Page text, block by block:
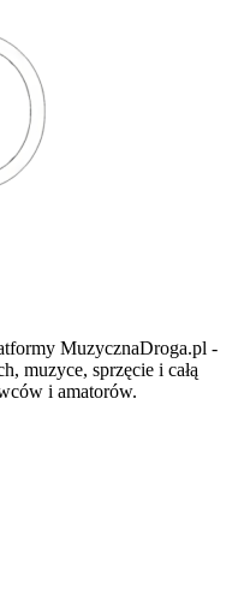
MuzycznaDroga.pl -
muzyce, sprzęcie i całą
i amatorów.